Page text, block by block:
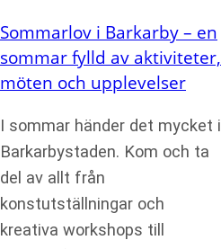
Sommarlov i Barkarby – en
sommar fylld av aktiviteter,
möten och upplevelser
I sommar händer det mycket i
Barkarbystaden. Kom och ta
del av allt från
konstutställningar och
kreativa workshops till